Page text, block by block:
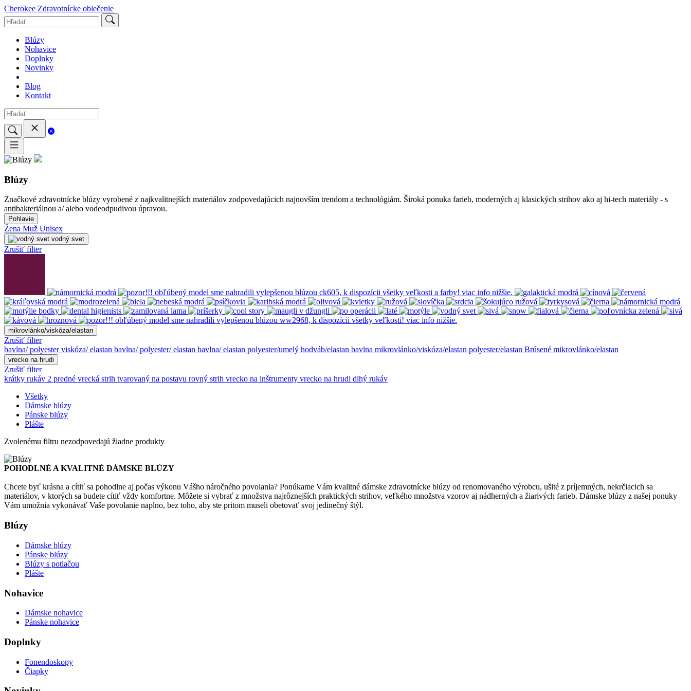
Cherokee Zdravotnícke oblečenie
Blúzy
Nohavice
Doplnky
Novinky
Blog
Kontakt
Blúzy
Značkové zdravotnícke blúzy vyrobené z najkvalitnejších materiálov zodpovedajúcich najnovším trendom a technológiám. Široká ponuka farieb, moderných aj klasických strihov ako aj hi-tech materiály - s
antibakteriálnou a/ alebo vodeodpudivou úpravou.
Pohlavie
Žena Muž Unisex
vodný svet
Zrušiť filter
mikrovlánko/viskóza/elastan
Zrušiť filter
bavlna/ polyesterviskóza/ elastan bavlna/ polyester/ elastan bavlna/ elastan polyester/umelý hodváb/elastan bavlna mikrovlánko/viskóza/elastan polyester/elastan Brúsené mikrovlánko/elastan
vrecko na hrudi
Zrušiť filter
krátky rukáv 2 predné vrecká strih tvarovaný na postavu rovný strih vrecko na inštrumenty vrecko na hrudi dlhý rukáv
Všetky
Dámske blúzy
Pánske blúzy
Plášte
Zvolenému filtru nezodpovedajú žiadne produkty
POHODLNÉ A KVALITNÉ DÁMSKE BLÚZY
Chcete byť krásna a cítiť sa pohodlne aj počas výkonu Vášho náročného povolania? Ponúkame Vám kvalitné dámske zdravotnícke blúzy od renomovaného výrobcu, ušité z príjemných, nekrčiacich sa
materiálov, v ktorých sa budete cítiť vždy komfortne. Môžete si vybrať z množstva najrôznejších praktických strihov, veľkého množstva vzorov aj nádherných a žiarivých farieb. Dámske blúzy z našej ponuky
Vám umožnia vykonávať Vaše povolanie naplno, bez toho, aby ste pritom museli obetovať svoj jedinečný štýl.
Blúzy
Dámske blúzy
Pánske blúzy
Blúzy s potlačou
Plášte
Nohavice
Dámske nohavice
Pánske nohavice
Doplnky
Fonendoskopy
Čiapky